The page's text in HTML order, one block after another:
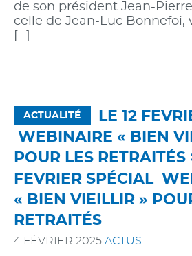
de son président Jean-
celle de Jean-Luc Bonnefoi,
[…]
ACTUALITÉ
LE 12
WEBINAIRE « BIEN
POUR LES RETRAITÉS
FEVRIER SPÉCIAL
« BIEN VIEILLIR »
RETRAITÉS
4 FÉVRIER 2025 ACTUS